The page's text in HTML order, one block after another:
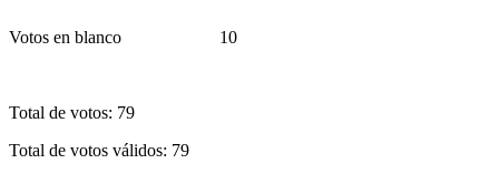
Votos en blanco 10
Total de votos: 79
Total de votos válidos: 79